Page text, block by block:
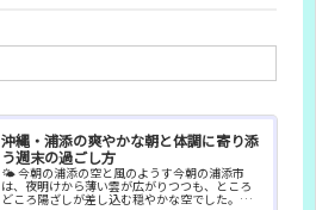
沖縄・浦添の爽やかな朝と体調に寄り添
う週末の過ごし方
🌤 今朝の浦添の空と風のようす今朝の浦添市
は、夜明けから薄い雲が広がりつつも、ところ
どころ陽ざしが差し込む穏やかな空でした。気